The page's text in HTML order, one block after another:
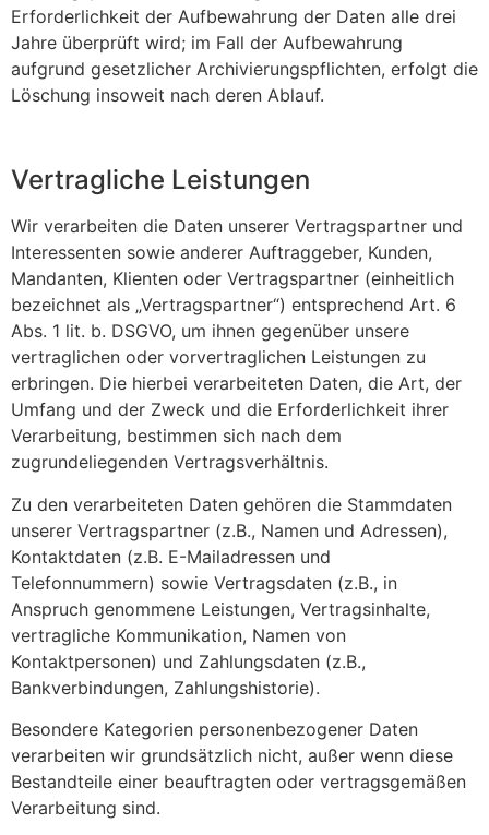
Erforderlichkeit der Aufbewahrung der Daten alle drei
Jahre überprüft wird; im Fall der Aufbewahrung
aufgrund gesetzlicher Archivierungspflichten, erfolgt die
Löschung insoweit nach deren Ablauf.
Vertragliche Leistungen
Wir verarbeiten die Daten unserer Vertragspartner und
Interessenten sowie anderer Auftraggeber, Kunden,
Mandanten, Klienten oder Vertragspartner (einheitlich
bezeichnet als „Vertragspartner“) entsprechend Art. 6
Abs. 1 lit. b. DSGVO, um ihnen gegenüber unsere
vertraglichen oder vorvertraglichen Leistungen zu
erbringen. Die hierbei verarbeiteten Daten, die Art, der
Umfang und der Zweck und die Erforderlichkeit ihrer
Verarbeitung, bestimmen sich nach dem
zugrundeliegenden Vertragsverhältnis.
Zu den verarbeiteten Daten gehören die Stammdaten
unserer Vertragspartner (z.B., Namen und Adressen),
Kontaktdaten (z.B. E-Mailadressen und
Telefonnummern) sowie Vertragsdaten (z.B., in
Anspruch genommene Leistungen, Vertragsinhalte,
vertragliche Kommunikation, Namen von
Kontaktpersonen) und Zahlungsdaten (z.B.,
Bankverbindungen, Zahlungshistorie).
Besondere Kategorien personenbezogener Daten
verarbeiten wir grundsätzlich nicht, außer wenn diese
Bestandteile einer beauftragten oder vertragsgemäßen
Verarbeitung sind.